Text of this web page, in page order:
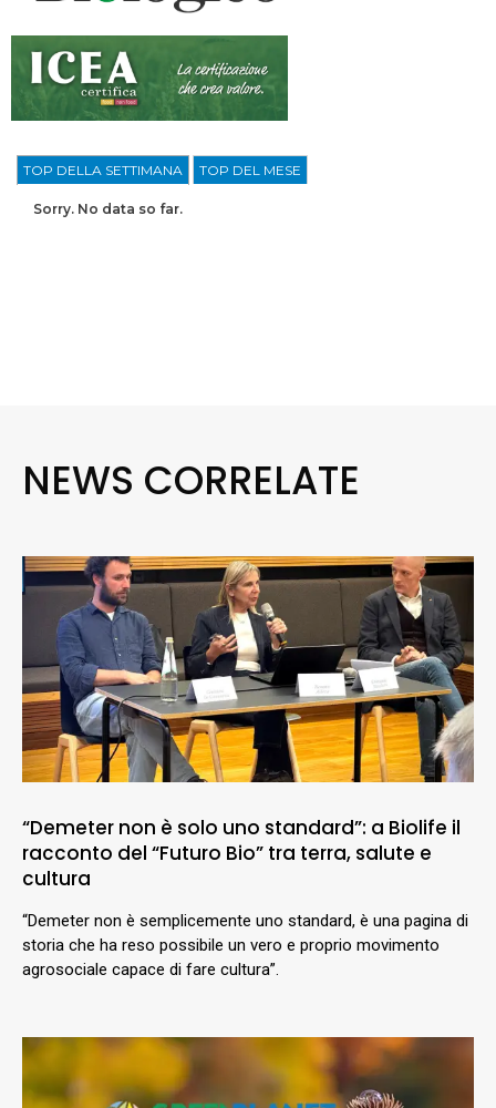
TOP DELLA SETTIMANA TOP DEL MESE
Sorry. No data so far.
NEWS CORRELATE
“Demeter non è solo uno standard”: a Biolife il
racconto del “Futuro Bio” tra terra, salute e
cultura
“Demeter non è semplicemente uno standard, è una pagina di
storia che ha reso possibile un vero e proprio movimento
agrosociale capace di fare cultura”.